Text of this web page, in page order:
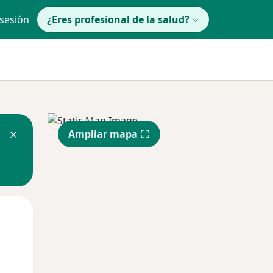
¿Eres profesional de la salud?
Ampliar mapa